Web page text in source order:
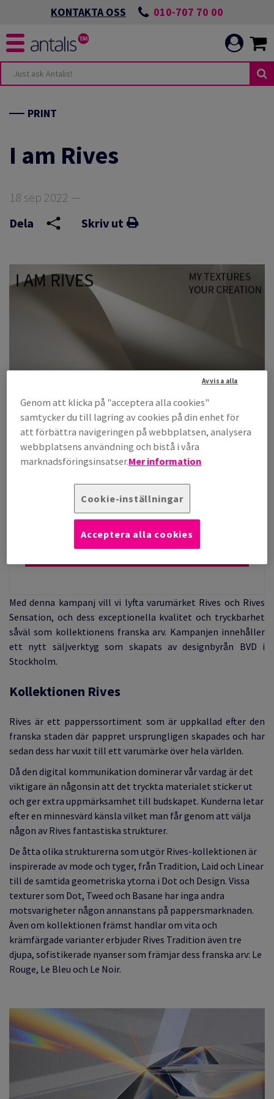
KONTAKTA OSS 010-707 70 00
PRINT
I am Rives
18 sep 2022 —
Dela
Skriv ut
”I am Rives” är vår nya globala kampanjen som lyfter det
franska varumärket Arjowiggins och papperskollektionen
Rives i rampljuset.
Beställ din Rives swatch
Beställ Rives provbox
Med denna kampanj vill vi lyfta varumärket Rives och Rives
Sensation, och dess exceptionella kvalitet och tryckbarhet
såväl som kollektionens franska arv. Kampanjen innehåller
ett nytt säljverktyg som skapats av designbyrån BVD i
Stockholm.
Kollektionen Rives
Rives är ett papperssortiment som är uppkallad efter den
franska staden där pappret ursprungligen skapades och har
sedan dess har vuxit till ett varumärke över hela världen.
Då den digital kommunikation dominerar vår vardag är det
viktigare än någonsin att det tryckta materialet sticker ut
och ger extra uppmärksamhet till budskapet. Kunderna letar
efter en minnesvärd känsla vilket man får genom att välja
någon av Rives fantastiska strukturer.
De åtta olika strukturerna som utgör Rives-kollektionen är
inspirerade av mode och tyger, från Tradition, Laid och Linear
till de samtida geometriska ytorna i Dot och Design. Vissa
texturer som Dot, Tweed och Basane har inga andra
motsvarigheter någon annanstans på pappersmarknaden.
Även om kollektionen främst handlar om vita och
krämfärgade varianter erbjuder Rives Tradition även tre
djupa, sofistikerade nyanser som främjar dess franska arv: Le
Rouge, Le Bleu och Le Noir.
Genom att klicka på "acceptera alla cookies"
samtycker du till lagring av cookies på din enhet för
att förbättra navigeringen på webbplatsen, analysera
webbplatsens användning och bistå i våra
marknadsföringsinsatser.Mer information
Cookie-inställningar
Avvisa alla
Acceptera alla cookies